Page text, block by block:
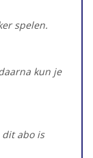
spelen.
kun je
abo is